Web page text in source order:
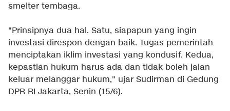
smelter tembaga.
"Prinsipnya dua hal. Satu, siapapun yang ingin
investasi direspon dengan baik. Tugas pemerintah
menciptakan iklim investasi yang kondusif. Kedua,
kepastian hukum harus ada dan tidak boleh jalan
keluar melanggar hukum," ujar Sudirman di Gedung
DPR RI Jakarta, Senin (15/6).